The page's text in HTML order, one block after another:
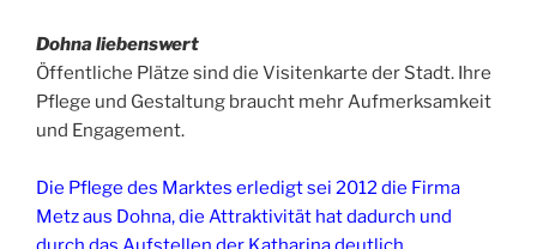
Dohna liebenswert
Öffentliche Plätze sind die Visitenkarte der Stadt. Ihre
Pflege und Gestaltung braucht mehr Aufmerksamkeit
und Engagement.
Die Pflege des Marktes erledigt sei 2012 die Firma
Metz aus Dohna, die Attraktivität hat dadurch und